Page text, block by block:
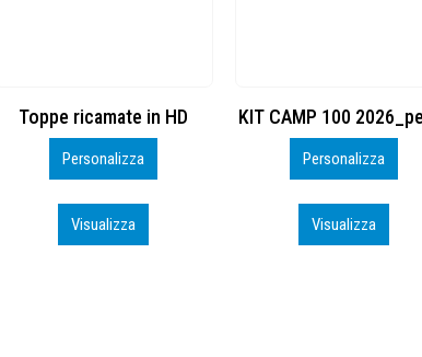
KIT CAMP 100 2026_perso
Personalizza
Visualizza
BSK600 – 5139960
Personalizza
Visualizza